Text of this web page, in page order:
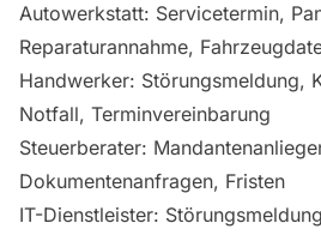
Autowerkstatt: Servicetermin,
Reparaturannahme,
Handwerker: Störungsmeldung,
Notfall, Terminvereinbarung
Steuerberater:
Dokumentenanfragen, Fristen
IT-Dienstleister: